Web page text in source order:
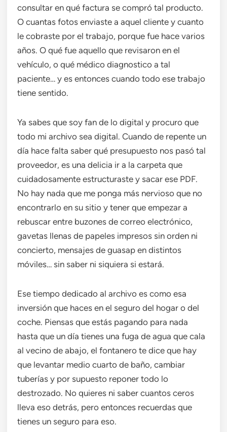
consultar en qué factura se compró tal producto.
O cuantas fotos enviaste a aquel cliente y cuanto
le cobraste por el trabajo, porque fue hace varios
años. O qué fue aquello que revisaron en el
vehículo, o qué médico diagnostico a tal
paciente… y es entonces cuando todo ese trabajo
tiene sentido.
Ya sabes que soy fan de lo digital y procuro que
todo mi archivo sea digital. Cuando de repente un
día hace falta saber qué presupuesto nos pasó tal
proveedor, es una delicia ir a la carpeta que
cuidadosamente estructuraste y sacar ese PDF.
No hay nada que me ponga más nervioso que no
encontrarlo en su sitio y tener que empezar a
rebuscar entre buzones de correo electrónico,
gavetas llenas de papeles impresos sin orden ni
concierto, mensajes de guasap en distintos
móviles… sin saber ni siquiera si estará.
Ese tiempo dedicado al archivo es como esa
inversión que haces en el seguro del hogar o del
coche. Piensas que estás pagando para nada
hasta que un día tienes una fuga de agua que cala
al vecino de abajo, el fontanero te dice que hay
que levantar medio cuarto de baño, cambiar
tuberías y por supuesto reponer todo lo
destrozado. No quieres ni saber cuantos ceros
lleva eso detrás, pero entonces recuerdas que
tienes un seguro para eso.